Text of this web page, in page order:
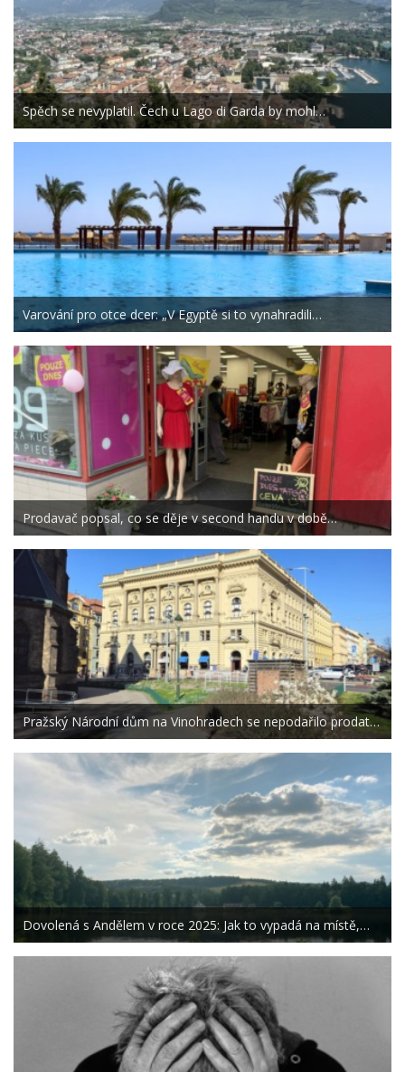
Spěch se nevyplatil. Čech u Lago di Garda by mohl…
Varování pro otce dcer: „V Egyptě si to vynahradili…
Prodavač popsal, co se děje v second handu v době…
Pražský Národní dům na Vinohradech se nepodařilo prodat…
Dovolená s Andělem v roce 2025: Jak to vypadá na místě,…